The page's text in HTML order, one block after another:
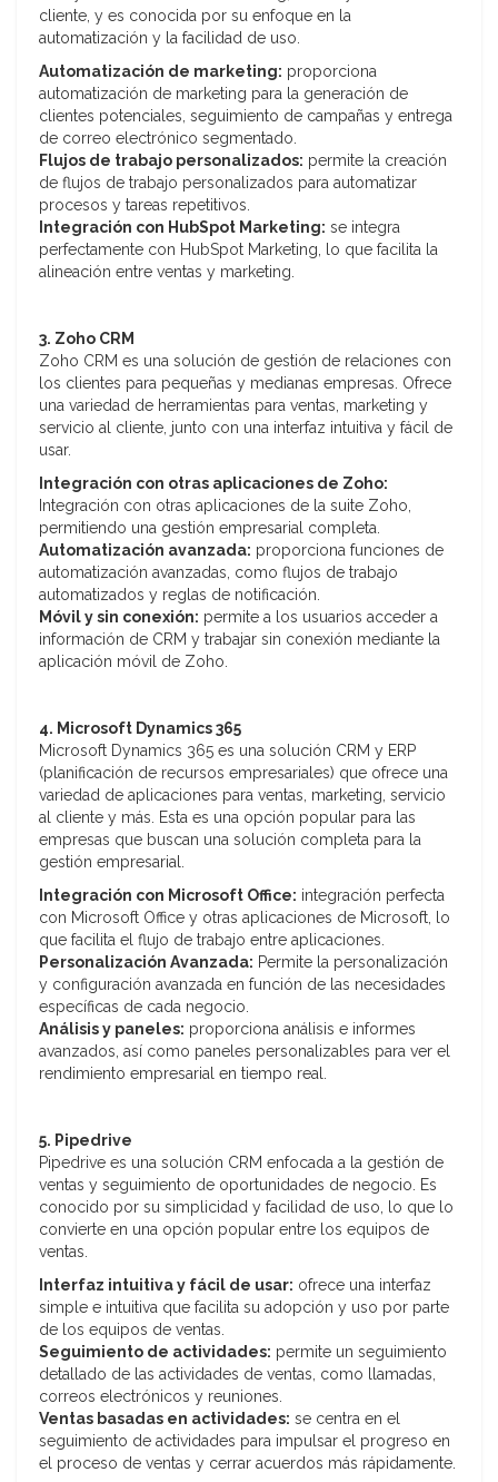
cliente, y es conocida por su enfoque en la
automatización y la facilidad de uso.
Automatización de marketing: proporciona
automatización de marketing para la generación de
clientes potenciales, seguimiento de campañas y entrega
de correo electrónico segmentado.
Flujos de trabajo personalizados: permite la creación
de flujos de trabajo personalizados para automatizar
procesos y tareas repetitivos.
Integración con HubSpot Marketing: se integra
perfectamente con HubSpot Marketing, lo que facilita la
alineación entre ventas y marketing.
3. Zoho CRM
Zoho CRM es una solución de gestión de relaciones con
los clientes para pequeñas y medianas empresas. Ofrece
una variedad de herramientas para ventas, marketing y
servicio al cliente, junto con una interfaz intuitiva y fácil de
usar.
Integración con otras aplicaciones de Zoho:
Integración con otras aplicaciones de la suite Zoho,
permitiendo una gestión empresarial completa.
Automatización avanzada: proporciona funciones de
automatización avanzadas, como flujos de trabajo
automatizados y reglas de notificación.
Móvil y sin conexión: permite a los usuarios acceder a
información de CRM y trabajar sin conexión mediante la
aplicación móvil de Zoho.
4. Microsoft Dynamics 365
Microsoft Dynamics 365 es una solución CRM y ERP
(planificación de recursos empresariales) que ofrece una
variedad de aplicaciones para ventas, marketing, servicio
al cliente y más. Esta es una opción popular para las
empresas que buscan una solución completa para la
gestión empresarial.
Integración con Microsoft Office: integración perfecta
con Microsoft Office y otras aplicaciones de Microsoft, lo
que facilita el flujo de trabajo entre aplicaciones.
Personalización Avanzada: Permite la personalización
y configuración avanzada en función de las necesidades
específicas de cada negocio.
Análisis y paneles: proporciona análisis e informes
avanzados, así como paneles personalizables para ver el
rendimiento empresarial en tiempo real.
5. Pipedrive
Pipedrive es una solución CRM enfocada a la gestión de
ventas y seguimiento de oportunidades de negocio. Es
conocido por su simplicidad y facilidad de uso, lo que lo
convierte en una opción popular entre los equipos de
ventas.
Interfaz intuitiva y fácil de usar: ofrece una interfaz
simple e intuitiva que facilita su adopción y uso por parte
de los equipos de ventas.
Seguimiento de actividades: permite un seguimiento
detallado de las actividades de ventas, como llamadas,
correos electrónicos y reuniones.
Ventas basadas en actividades: se centra en el
seguimiento de actividades para impulsar el progreso en
el proceso de ventas y cerrar acuerdos más rápidamente.